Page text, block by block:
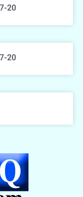
20
20